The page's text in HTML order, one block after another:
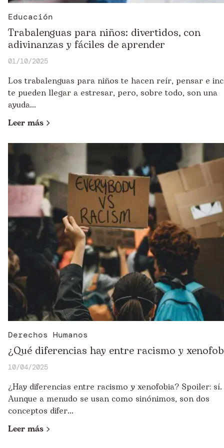
Educación
Trabalenguas para niños: divertidos, con
adivinanzas y fáciles de aprender
01/10/2025
Los trabalenguas para niños te hacen reír, pensar e
te pueden llegar a estresar, pero, sobre todo, son una
ayuda...
Leer más
Derechos Humanos
¿Qué diferencias hay entre racismo y
10/04/2025
¿Hay diferencias entre racismo y xenofobia? Spoiler: sí.
Aunque a menudo se usan como sinónimos, son dos
conceptos difer...
Leer más